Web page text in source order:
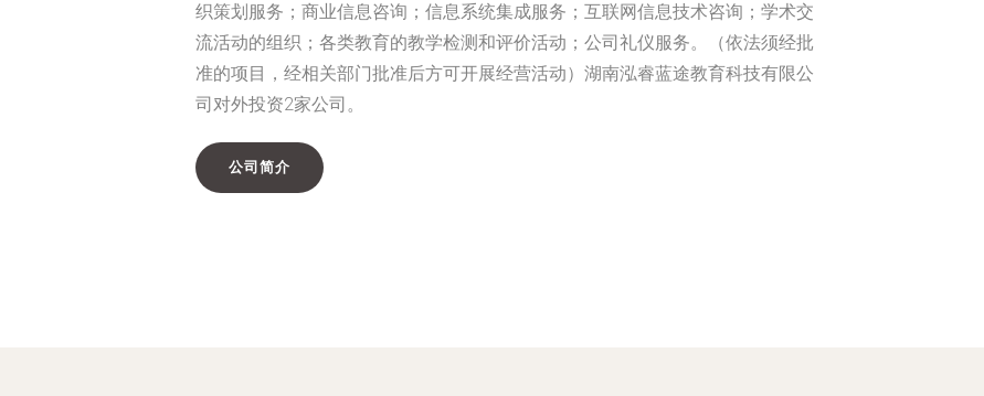
织策划服务；商业信息咨询；信息系统集成服务；互联网信息技术咨询；学术交
流活动的组织；各类教育的教学检测和评价活动；公司礼仪服务。（依法须经批
准的项目，经相关部门批准后方可开展经营活动）湖南泓睿蓝途教育科技有限公
司对外投资2家公司。
公司简介